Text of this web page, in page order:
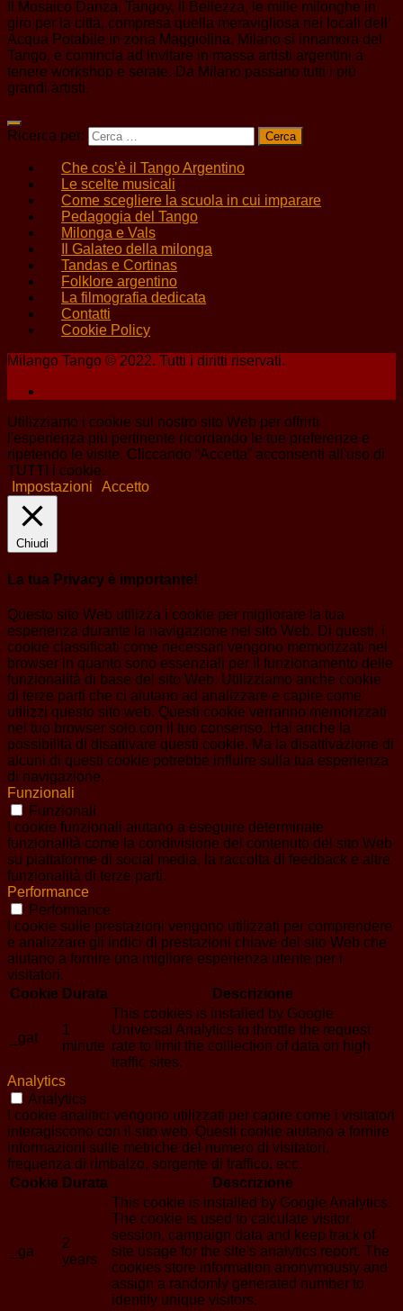
Il Mosaico Danza, Tangoy, il Bellezza, le mille milonghe in
giro per la città, compresa quella meravigliosa nei locali dell’
Acqua Potabile in zona Maggiolina. Milano si innamora del
Tango, e comincia ad invitare in massa artisti argentini a
tenere workshop e serate. Da Milano passano tutti i più
grandi artisti.
Ricerca per:
Che cos’è il Tango Argentino
Le scelte musicali
Come scegliere la scuola in cui imparare
Pedagogia del Tango
Milonga e Vals
Il Galateo della milonga
Tandas e Cortinas
Folklore argentino
La filmografia dedicata
Contatti
Cookie Policy
Milango Tango © 2022. Tutti i diritti riservati.
Utilizziamo i cookie sul nostro sito Web per offrirti
l'esperienza più pertinente ricordando le tue preferenze e
ripetendo le visite. Cliccando “Accetta” acconsenti all'uso di
TUTTI i cookie.
Impostazioni
Accetto
Chiudi
La tua Privacy è importante!
Questo sito Web utilizza i cookie per migliorare la tua
esperienza durante la navigazione nel sito Web. Di questi, i
cookie classificati come necessari vengono memorizzati nel
browser in quanto sono essenziali per il funzionamento delle
funzionalità di base del sito Web. Utilizziamo anche cookie
di terze parti che ci aiutano ad analizzare e capire come
utilizzi questo sito web. Questi cookie verranno memorizzati
nel tuo browser solo con il tuo consenso. Hai anche la
possibilità di disattivare questi cookie. Ma la disattivazione di
alcuni di questi cookie potrebbe influire sulla tua esperienza
di navigazione.
Funzionali
Funzionali
I cookie funzionali aiutano a eseguire determinate
funzionalità come la condivisione del contenuto del sito Web
su piattaforme di social media, la raccolta di feedback e altre
funzionalità di terze parti.
Performance
Performance
I cookie sulle prestazioni vengono utilizzati per comprendere
e analizzare gli indici di prestazioni chiave del sito Web che
aiutano a fornire una migliore esperienza utente per i
visitatori.
Cookie Durata Descrizione
_gat
1
minute
This cookies is installed by Google
Universal Analytics to throttle the request
rate to limit the colllection of data on high
traffic sites.
Analytics
Analytics
I cookie analitici vengono utilizzati per capire come i visitatori
interagiscono con il sito web. Questi cookie aiutano a fornire
informazioni sulle metriche del numero di visitatori,
frequenza di rimbalzo, sorgente di traffico, ecc.
Cookie Durata Descrizione
_ga
2
years
This cookie is installed by Google Analytics.
The cookie is used to calculate visitor,
session, campaign data and keep track of
site usage for the site's analytics report. The
cookies store information anonymously and
assign a randomly generated number to
identify unique visitors.